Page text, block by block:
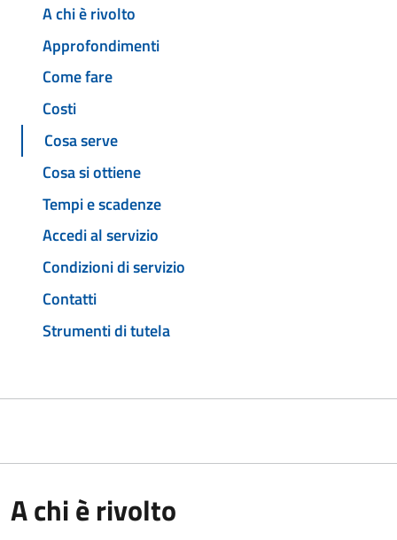
A chi è rivolto
Approfondimenti
Come fare
Costi
Cosa serve
Cosa si ottiene
Tempi e scadenze
Accedi al servizio
Condizioni di servizio
Contatti
Strumenti di tutela
A chi è rivolto